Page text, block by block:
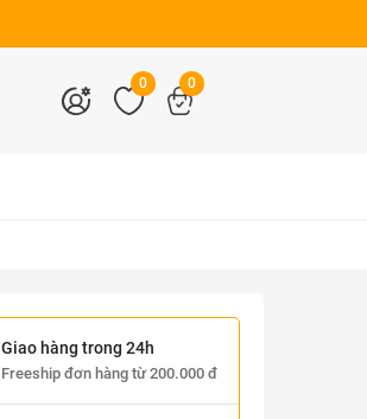
0 0
Giao hàng trong 24h
Freeship đơn hàng từ 200.000 đ